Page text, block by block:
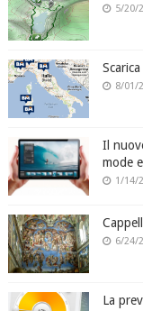
5/20/
8/01/
Il
mode
1/14/
6/24/
La